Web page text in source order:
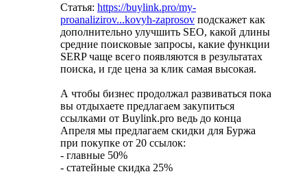
Статья: https://buylink.pro/my-
proanalizirov...kovyh-zaprosov подскажет как
дополнительно улучшить SEО, какой длины
средние поисковые запросы, какие функции
SERP чаще всего появляются в результатах
поиска, и где цена за клик самая высокая.
А чтобы бизнес продолжал развиваться пока
вы отдыхаете предлагаем закупиться
ссылками от Buylink.pro ведь до конца
Апреля мы предлагаем скидки для Буржа
при покупке от 20 ссылок:
- главные 50%
- статейные скидка 25%